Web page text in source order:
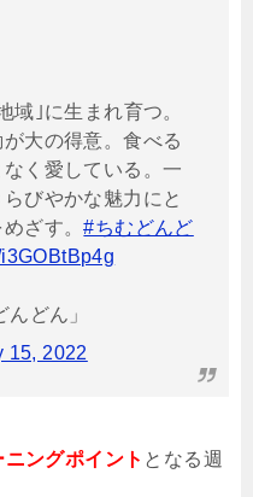
域｣に生まれ育つ。
大の得意。食べる
く愛している。一
びやかな魅力にと
めざす。#ちむどんど
どん」
15, 2022
ングポイント となる週